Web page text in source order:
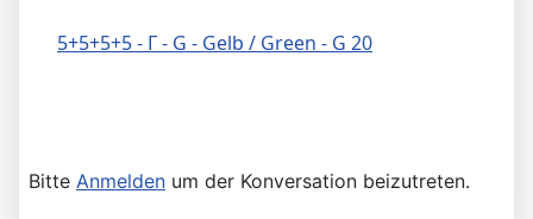
5+5+5+5 - Г - G - Gelb / Green - G 20
Bitte Anmelden um der Konversation beizutreten.